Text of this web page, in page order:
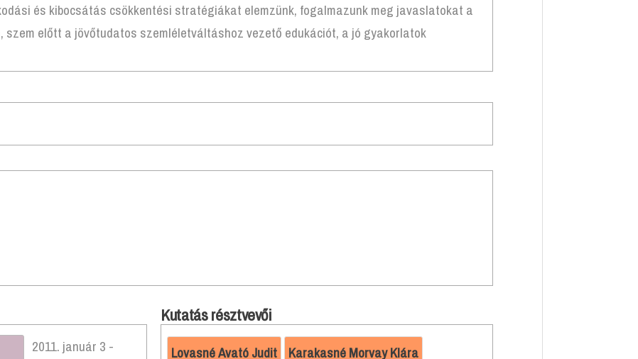
és kibocsátás csökkentési stratégiákat elemzünk, fogalmazunk meg javaslatokat a
előtt a jövőtudatos szemléletváltáshoz vezető edukációt, a jó gyakorlatok
2011. január 3 -
Kutatás résztvevői
Lovasné Avató Judit
Karakasné Morvay Klára